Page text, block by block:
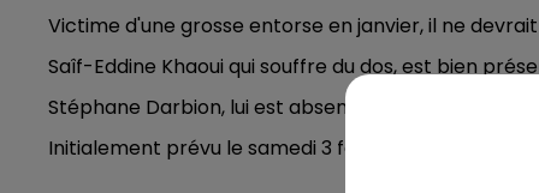
5h00 - 6h00
LE BEST OF DE LA FAMILLE
CHAMPAGNE FM
Victime d'une grosse entorse en janvier, il ne
Saîf-Eddine Khaoui qui souffre du dos, est bien
Stéphane Darbion, lui est absent.
Initialement prévu le samedi 3 février, la rencontre